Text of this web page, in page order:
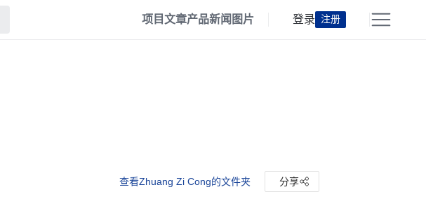
项目文章产品新闻 图片 登录 注册
查看Zhuang Zi Cong的文件夹 分享